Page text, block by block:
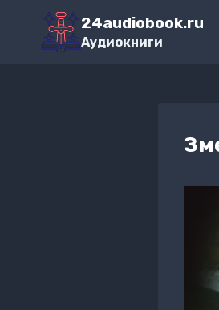
Перейти
содержимому
24audiobook.ru
Аудиокниги